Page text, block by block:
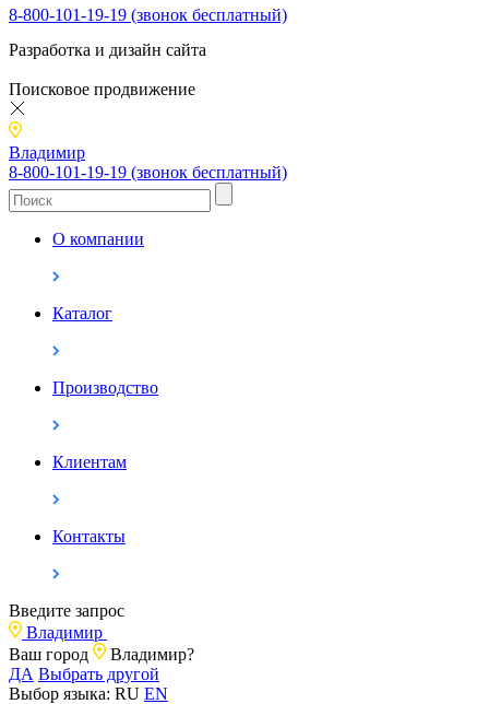
8-800-101-19-19 (звонок бесплатный)
Разработка и дизайн сайта
Поисковое продвижение
Владимир
8-800-101-19-19 (звонок бесплатный)
О компании
Каталог
Производство
Клиентам
Контакты
Введите запрос
Владимир
Ваш город
Владимир?
ДА Выбрать другой
Выбор языка: RU EN